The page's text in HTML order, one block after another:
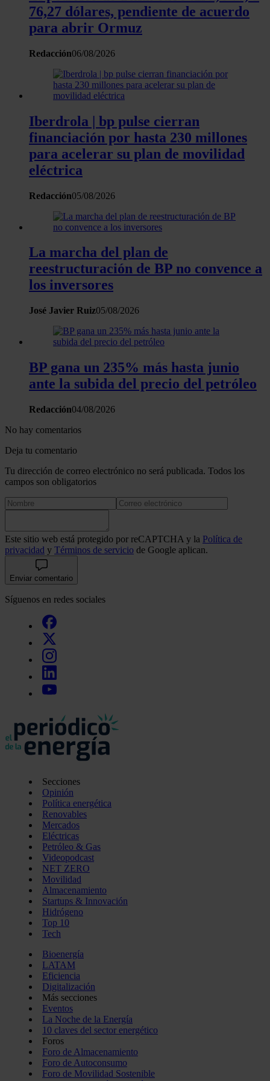
de cookies.
el contenido y los anuncios, ofrecer funciones de redes
sociales y analizar el tráfico. Además, compartimos
información sobre el uso que haga del sitio web con
nuestros partners de redes sociales, publicidad y análisis
web, quienes pueden combinarla con otra información
que les haya proporcionado o que hayan recopilado a
partir del uso que haya hecho de sus servicios.
76,27 dólares, pendiente de acuerdo
para abrir Ormuz
Redacción06/08/2026
Iberdrola | bp pulse cierran
financiación por hasta 230 millones
para acelerar su plan de movilidad
eléctrica
Redacción05/08/2026
La marcha del plan de
reestructuración de BP no convence a
los inversores
José Javier Ruiz05/08/2026
BP gana un 235% más hasta junio
ante la subida del precio del petróleo
Redacción04/08/2026
No hay comentarios
Deja tu comentario
Tu dirección de correo electrónico no será publicada. Todos los
campos son obligatorios
Este sitio web está protegido por reCAPTCHA y la Política de
privacidad y Términos de servicio de Google aplican.
Enviar comentario
Síguenos en redes sociales
Secciones
Opinión
Política energética
Renovables
Mercados
Eléctricas
Petróleo & Gas
Videopodcast
NET ZERO
Movilidad
Almacenamiento
Startups & Innovación
Hidrógeno
Top 10
Tech
Bioenergía
LATAM
Eficiencia
Digitalización
Más secciones
Eventos
La Noche de la Energía
10 claves del sector energético
Foros
Foro de Almacenamiento
Foro de Autoconsumo
Foro de Movilidad Sostenible